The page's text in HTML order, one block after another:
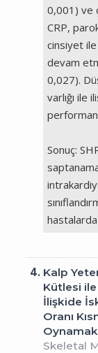
0,001) ve
CRP,
cinsiyet ile
devam
0,027).
varlığı ile
Sonuç:
hastalarda
4. Kalp
Kütlesi
İlişkide
Oranı
Skeletal